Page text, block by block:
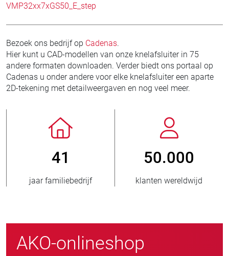
VMP32xx7xGS50_E_step
Bezoek ons bedrijf op Cadenas.
Hier kunt u CAD-modellen van onze knelafsluiter in 75
andere formaten downloaden. Verder biedt ons portaal op
Cadenas u onder andere voor elke knelafsluiter een aparte
2D-tekening met detailweergaven en nog veel meer.
41
jaar familiebedrijf
50.000
klanten wereldwijd
AKO-onlineshop